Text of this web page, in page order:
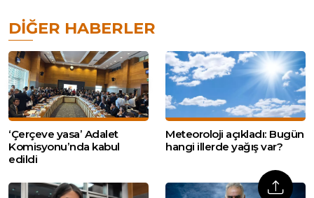
DIĞER HABERLER
‘Çerçeve yasa’ Adalet
Komisyonu’nda kabul
edildi
Meteoroloji açıkladı: Bugün
hangi illerde yağış var?